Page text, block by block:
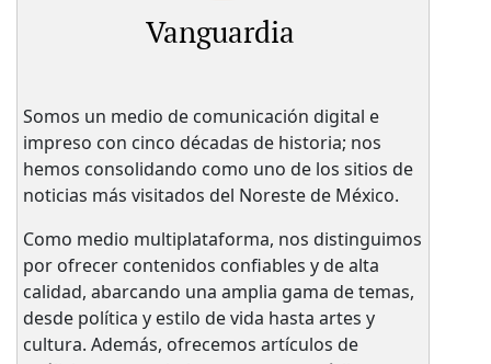
Vanguardia
Somos un medio de comunicación digital e
impreso con cinco décadas de historia; nos
hemos consolidando como uno de los sitios de
noticias más visitados del Noreste de México.
Como medio multiplataforma, nos distinguimos
por ofrecer contenidos confiables y de alta
calidad, abarcando una amplia gama de temas,
desde política y estilo de vida hasta artes y
cultura. Además, ofrecemos artículos de